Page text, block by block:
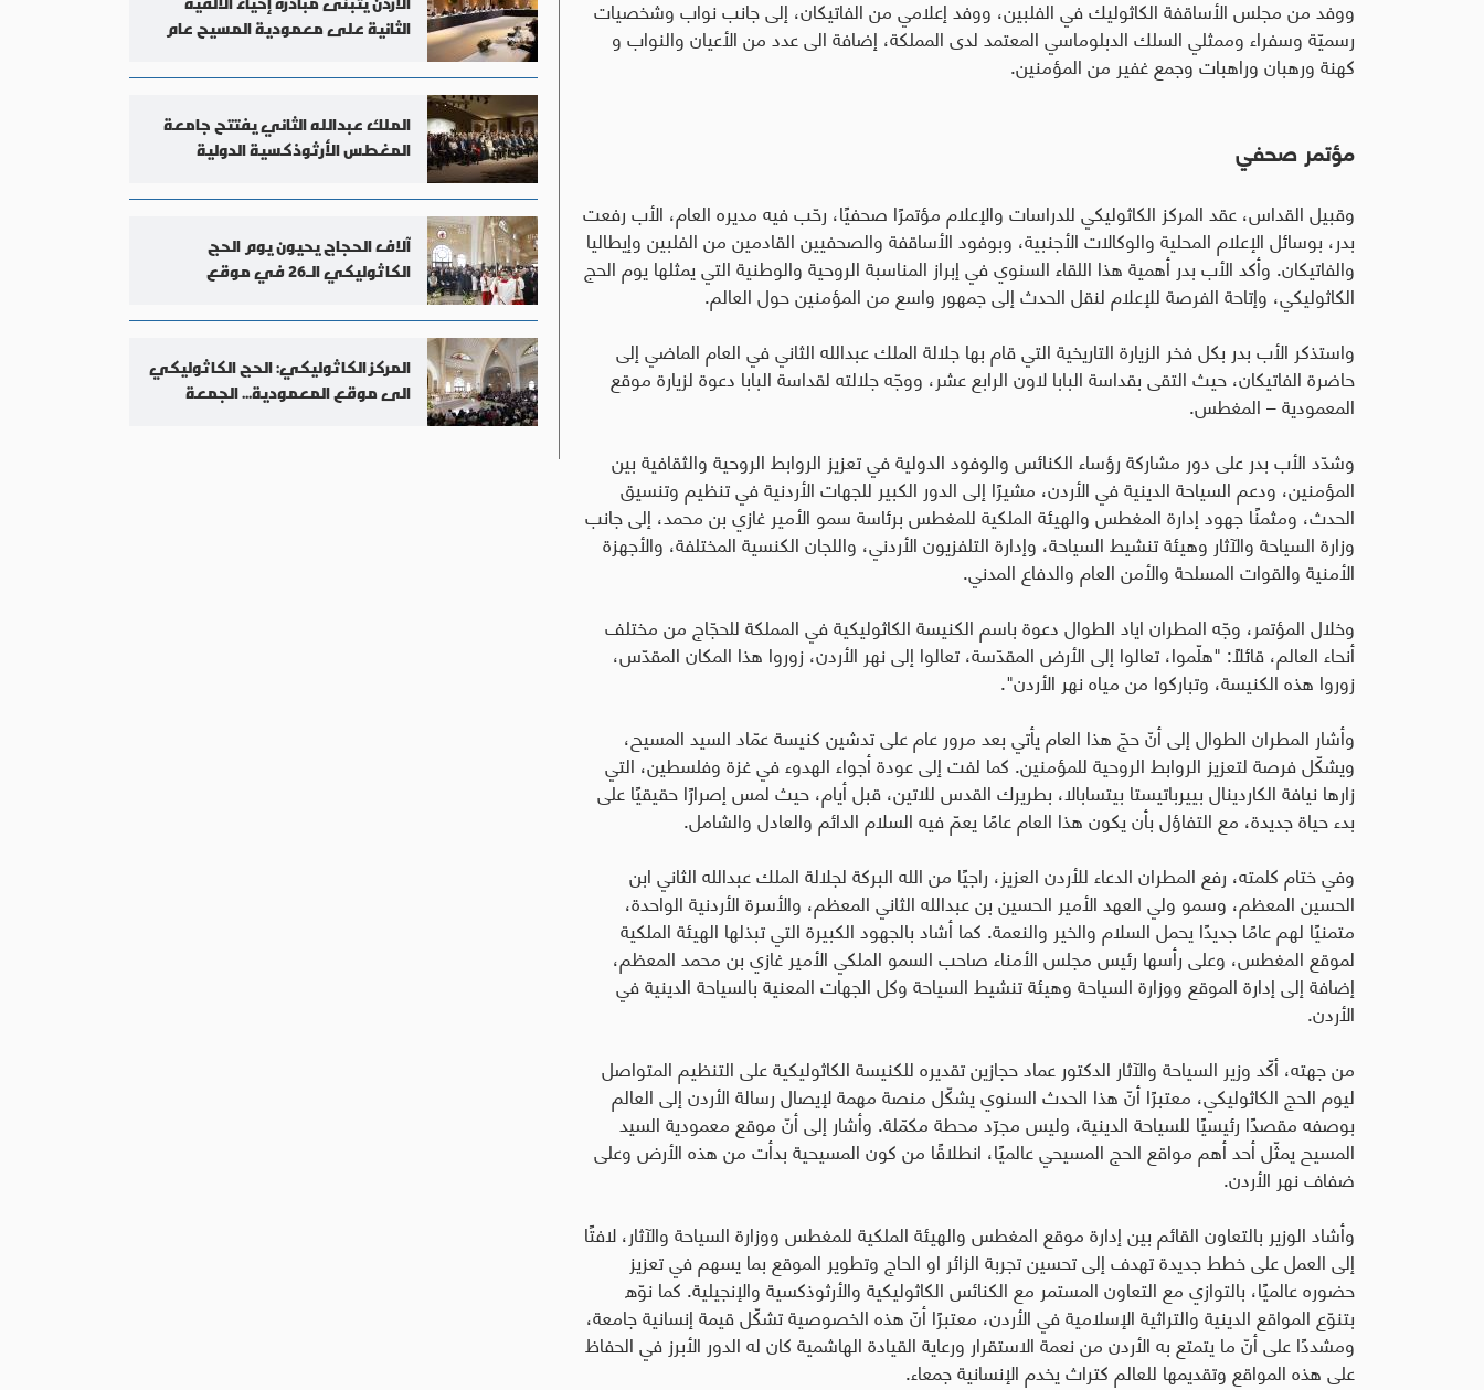
ووفد من مجلس الأساقفة الكاثوليك في الفلبين، ووفد إعلامي من الفاتيكان، إلى جانب نواب وشخصيات
رسميّة وسفراء وممثلي السلك الدبلوماسي المعتمد لدى المملكة، إضافة الى عدد من الأعيان والنواب و
كهنة ورهبان وراهبات وجمع غفير من المؤمنين.
مؤتمر صحفي
وقبيل القداس، عقد المركز الكاثوليكي للدراسات والإعلام مؤتمرًا صحفيًا، رحّب فيه مديره العام، الأب رفعت
بدر، بوسائل الإعلام المحلية والوكالات الأجنبية، وبوفود الأساقفة والصحفيين القادمين من الفلبين وإيطاليا
والفاتيكان. وأكد الأب بدر أهمية هذا اللقاء السنوي في إبراز المناسبة الروحية والوطنية التي يمثلها يوم الحج
الكاثوليكي، وإتاحة الفرصة للإعلام لنقل الحدث إلى جمهور واسع من المؤمنين حول العالم.
واستذكر الأب بدر بكل فخر الزيارة التاريخية التي قام بها جلالة الملك عبدالله الثاني في العام الماضي إلى
حاضرة الفاتيكان، حيث التقى بقداسة البابا لاون الرابع عشر، ووجّه جلالته لقداسة البابا دعوة لزيارة موقع
المعمودية – المغطس.
وشدّد الأب بدر على دور مشاركة رؤساء الكنائس والوفود الدولية في تعزيز الروابط الروحية والثقافية بين
المؤمنين، ودعم السياحة الدينية في الأردن، مشيرًا إلى الدور الكبير للجهات الأردنية في تنظيم وتنسيق
الحدث، ومثمنًا جهود إدارة المغطس والهيئة الملكية للمغطس برئاسة سمو الأمير غازي بن محمد، إلى جانب
وزارة السياحة والآثار وهيئة تنشيط السياحة، وإدارة التلفزيون الأردني، واللجان الكنسية المختلفة، والأجهزة
الأمنية والقوات المسلحة والأمن العام والدفاع المدني.
وخلال المؤتمر، وجّه المطران اياد الطوال دعوة باسم الكنيسة الكاثوليكية في المملكة للحجّاج من مختلف
أنحاء العالم، قائلاً: "هلّموا، تعالوا إلى الأرض المقدّسة، تعالوا إلى نهر الأردن، زوروا هذا المكان المقدّس،
زوروا هذه الكنيسة، وتباركوا من مياه نهر الأردن".
وأشار المطران الطوال إلى أنّ حجّ هذا العام يأتي بعد مرور عام على تدشين كنيسة عمّاد السيد المسيح،
ويشكّل فرصة لتعزيز الروابط الروحية للمؤمنين. كما لفت إلى عودة أجواء الهدوء في غزة وفلسطين، التي
زارها نيافة الكاردينال بييرباتيستا بيتسابالا، بطريرك القدس للاتين، قبل أيام، حيث لمس إصرارًا حقيقيًا على
بدء حياة جديدة، مع التفاؤل بأن يكون هذا العام عامًا يعمّ فيه السلام الدائم والعادل والشامل.
وفي ختام كلمته، رفع المطران الدعاء للأردن العزيز، راجيًا من الله البركة لجلالة الملك عبدالله الثاني ابن
الحسين المعظم، وسمو ولي العهد الأمير الحسين بن عبدالله الثاني المعظم، والأسرة الأردنية الواحدة،
متمنيًا لهم عامًا جديدًا يحمل السلام والخير والنعمة. كما أشاد بالجهود الكبيرة التي تبذلها الهيئة الملكية
لموقع المغطس، وعلى رأسها رئيس مجلس الأمناء صاحب السمو الملكي الأمير غازي بن محمد المعظم،
إضافة إلى إدارة الموقع ووزارة السياحة وهيئة تنشيط السياحة وكل الجهات المعنية بالسياحة الدينية في
الأردن.
من جهته، أكّد وزير السياحة والآثار الدكتور عماد حجازين تقديره للكنيسة الكاثوليكية على التنظيم المتواصل
ليوم الحج الكاثوليكي، معتبرًا أنّ هذا الحدث السنوي يشكّل منصة مهمة لإيصال رسالة الأردن إلى العالم
بوصفه مقصدًا رئيسيًا للسياحة الدينية، وليس مجرّد محطة مكمّلة. وأشار إلى أنّ موقع معمودية السيد
المسيح يمثّل أحد أهم مواقع الحج المسيحي عالميًا، انطلاقًا من كون المسيحية بدأت من هذه الأرض وعلى
ضفاف نهر الأردن.
وأشاد الوزير بالتعاون القائم بين إدارة موقع المغطس والهيئة الملكية للمغطس ووزارة السياحة والآثار، لافتًا
إلى العمل على خطط جديدة تهدف إلى تحسين تجربة الزائر او الحاج وتطوير الموقع بما يسهم في تعزيز
حضوره عالميًا، بالتوازي مع التعاون المستمر مع الكنائس الكاثوليكية والأرثوذكسية والإنجيلية. كما نوّه
بتنوّع المواقع الدينية والتراثية الإسلامية في الأردن، معتبرًا أنّ هذه الخصوصية تشكّل قيمة إنسانية جامعة،
ومشددًا على أنّ ما يتمتع به الأردن من نعمة الاستقرار ورعاية القيادة الهاشمية كان له الدور الأبرز في الحفاظ
على هذه المواقع وتقديمها للعالم كتراث يخدم الإنسانية جمعاء.
الثانية على معمودية المسيح عام
الملك عبدالله الثاني يفتتح جامعة
المغطس الأرثوذكسية الدولية
آلاف الحجاج يحيون يوم الحج
الكاثوليكي الـ26 في موقع
المركز الكاثوليكي: الحج الكاثوليكي
الى موقع المعمودية... الجمعة